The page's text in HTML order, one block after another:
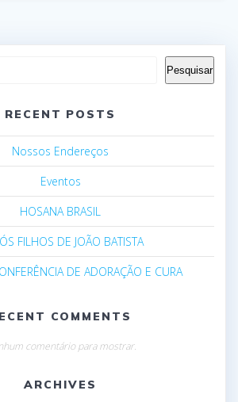
Pesquisar
RECENT POSTS
Nossos Endereços
Eventos
HOSANA BRASIL
FILHOS DE JOÃO BATISTA
DE ADORAÇÃO E CURA
COMMENTS
comentário para mostrar.
ARCHIVES